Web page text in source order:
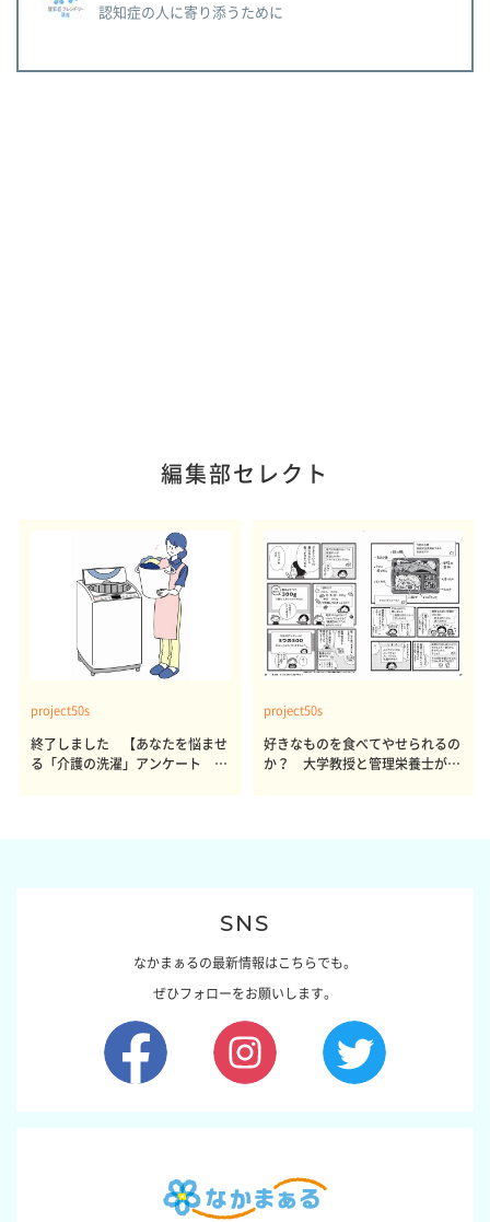
認知症の人に寄り添うために
編集部セレクト
project50s
終了しました 【あなたを悩ませ
る「介護の洗濯」アンケート 体
project50s
好きなものを食べてやせられるの
か？ 大学教授と管理栄養士が出
SNS
なかまぁるの最新情報はこちらでも。
ぜひフォローをお願いします。